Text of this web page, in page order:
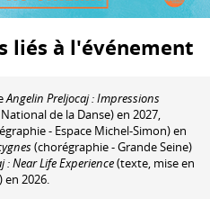
liés à l'événement
Angelin Preljocaj : Impressions
de la Danse) en 2027,
- Espace Michel-Simon) en
(chorégraphie - Grande Seine)
: Near Life Experience(texte, mise en
en 2026.